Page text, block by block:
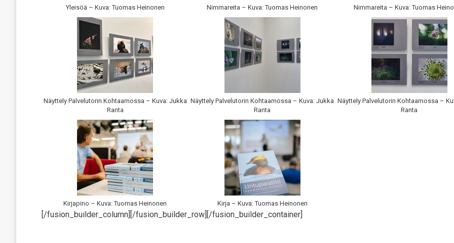
Yleisöä – Kuva: Tuomas Heinonen Nimmareita – Kuva: Tuomas Heinonen Nimmareita – Kuva: Tuomas
Näyttely Palvelutorin Kohtaamossa – Kuva: Jukka
Ranta
Näyttely Palvelutorin Kohtaamossa – Kuva: Jukka
Ranta
Näyttely Palvelutorin Kohtaamossa –
Ranta
Kirjapino – Kuva: Tuomas Heinonen Kirja – Kuva: Tuomas Heinonen
[/fusion_builder_column][/fusion_builder_row][/fusion_builder_container]